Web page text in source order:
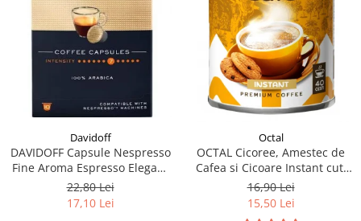
Davidoff
DAVIDOFF Capsule Nespresso
Fine Aroma Espresso Elegant
& Fragrant 10x5.5g
22,80 Lei
17,10 Lei
Octal
OCTAL Cicoree, Amestec de
Cafea si Cicoare Instant cut.
100g
16,90 Lei
15,50 Lei